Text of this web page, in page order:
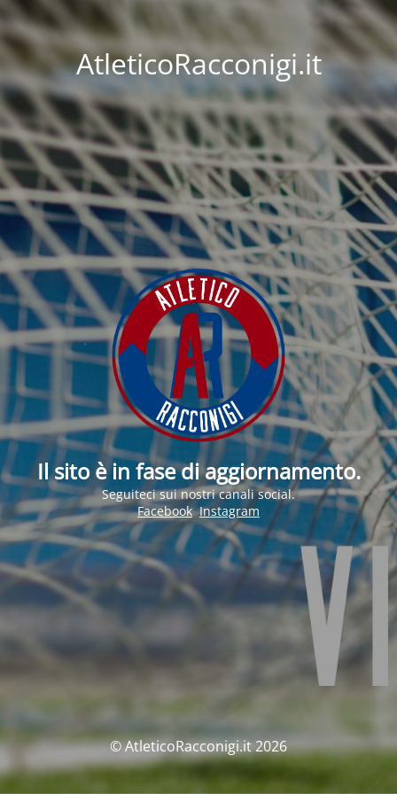
AtleticoRacconigi.it
Il sito è in fase di aggiornamento.
Seguiteci sui nostri canali social.
Facebook Instagram
© AtleticoRacconigi.it 2026